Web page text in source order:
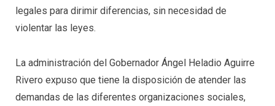
legales para dirimir diferencias, sin necesidad de
violentar las leyes.
La administración del Gobernador Ángel Heladio Aguirre
Rivero expuso que tiene la disposición de atender las
demandas de las diferentes organizaciones sociales,